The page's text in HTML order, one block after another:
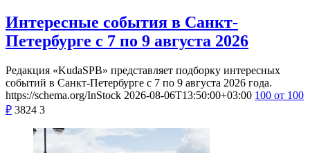
Интересные события в Санкт-
Петербурге с 7 по 9 августа 2026
Редакция «KudaSPB» представляет подборку интересных
событий в Санкт-Петербурге с 7 по 9 августа 2026 года.
https://schema.org/InStock 2026-08-06T13:50:00+03:00 100 от 100
₽ 3824 3